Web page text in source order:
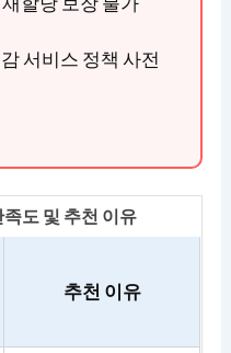
서비스 정책 사전
도 및 추천 이유
추천 이유